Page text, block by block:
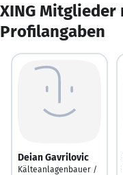
XING
Profilangaben
Deian Gavrilovic
Kälteanlagenbauer /